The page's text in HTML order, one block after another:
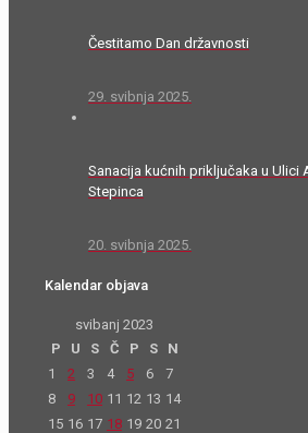
Čestitamo Dan državnosti
29. svibnja 2025.
Sanacija kućnih priključaka u Ulici
Stepinca
20. svibnja 2025.
Kalendar objava
svibanj 2023
P
U S Č P S
N
1
2 3 4 5 6
7
8
9 10 11 12 13 14
15 16 17 18 19 20 21